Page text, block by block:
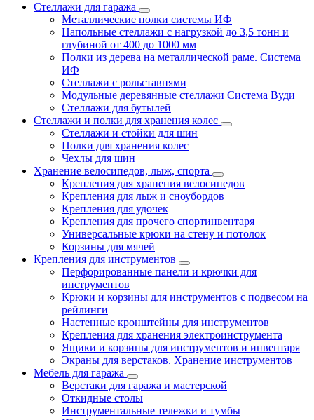
Стеллажи для гаража
Металлические полки системы ИФ
Напольные стеллажи с нагрузкой до 3,5 тонн и
глубиной от 400 до 1000 мм
Полки из дерева на металлической раме. Система
ИФ
Стеллажи с рольставнями
Модульные деревянные стеллажи Система Вуди
Стеллажи для бутылей
Стеллажи и полки для хранения колес
Стеллажи и стойки для шин
Полки для хранения колес
Чехлы для шин
Хранение велосипедов, лыж, спорта
Крепления для хранения велосипедов
Крепления для лыж и сноубордов
Крепления для удочек
Крепления для прочего спортинвентаря
Универсальные крюки на стену и потолок
Корзины для мячей
Крепления для инструментов
Перфорированные панели и крючки для
инструментов
Крюки и корзины для инструментов с подвесом на
рейлинги
Настенные кронштейны для инструментов
Крепления для хранения электроинструмента
Ящики и корзины для инструментов и инвентаря
Экраны для верстаков. Хранение инструментов
Мебель для гаража
Верстаки для гаража и мастерской
Откидные столы
Инструментальные тележки и тумбы